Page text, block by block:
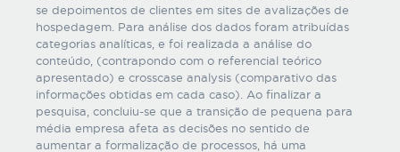
se depoimentos de clientes em sites de avalizações de
hospedagem. Para análise dos dados foram atribuídas
categorias analíticas, e foi realizada a análise do
conteúdo, (contrapondo com o referencial teórico
apresentado) e crosscase analysis (comparativo das
informações obtidas em cada caso). Ao finalizar a
pesquisa, concluiu-se que a transição de pequena para
média empresa afeta as decisões no sentido de
aumentar a formalização de processos, há uma